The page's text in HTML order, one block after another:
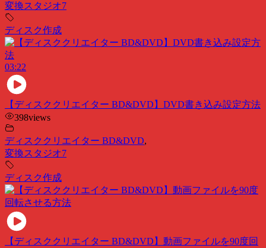
変換スタジオ7
ディスク作成
03:22
【ディスククリエイター BD&DVD】DVD書き込み設定方法
398views
ディスククリエイター BD&DVD,
変換スタジオ7
ディスク作成
【ディスククリエイター BD&DVD】動画ファイルを90度回